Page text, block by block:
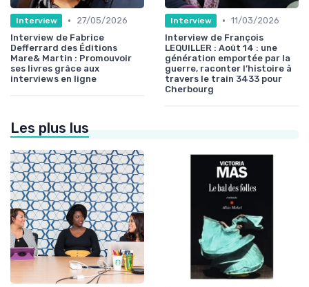
Interview •
27/05/2026
Interview de Fabrice
Defferrard des Éditions
Mare& Martin : Promouvoir
ses livres grâce aux
interviews en ligne
Interview • 11/03/2026
Interview de François
LEQUILLER : Août 14 : une
génération emportée par la
guerre, raconter l’histoire à
travers le train 3433 pour
Cherbourg
Les plus lus